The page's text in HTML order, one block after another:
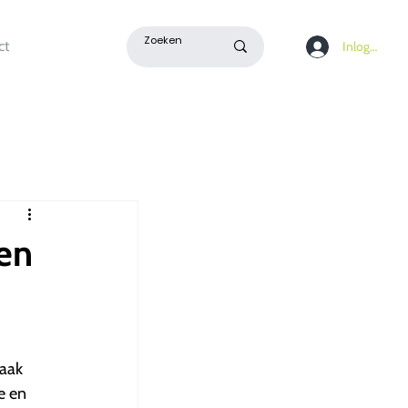
Inloggen
en